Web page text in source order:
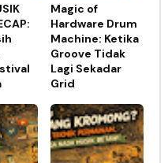
Magic of
Hardware Drum
Machine: Ketika
Groove Tidak
Lagi Sekadar
Grid